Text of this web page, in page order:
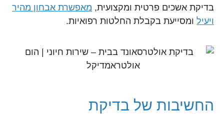
בדיקת אשכים פרטית ומקצועית, מאפשרת אבחון מהיר
ויעיל ומסייעת בקבלת החלטות רפואיות.
החשיבות של בדיקת